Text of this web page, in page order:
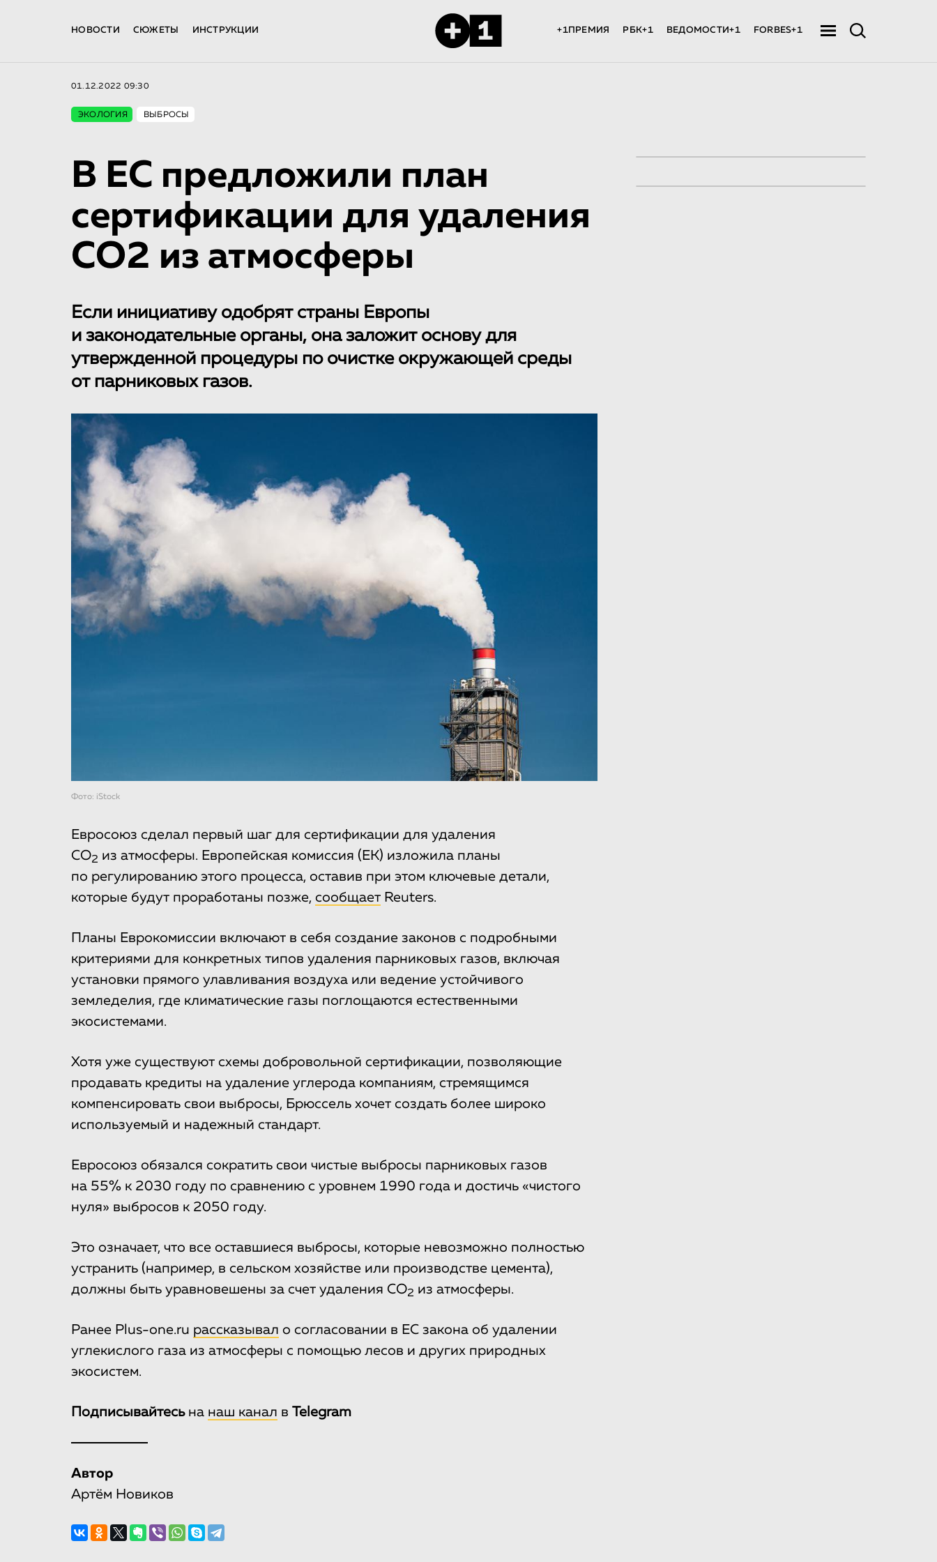
НОВОСТИ СЮЖЕТЫ ИНСТРУКЦИИ +1ПРЕМИЯ РБК+1 ВЕДОМОСТИ+1 FORBES+1
01.12.2022 09:30
ЭКОЛОГИЯ ВЫБРОСЫ
В ЕС предложили план
сертификации для удаления
CO2 из атмосферы
Если инициативу одобрят страны Европы
и законодательные органы, она заложит основу для
утвержденной процедуры по очистке окружающей среды
от парниковых газов.
Фото: iStock
Евросоюз сделал первый шаг для сертификации для удаления
CO2 из атмосферы. Европейская комиссия (ЕК) изложила планы
по регулированию этого процесса, оставив при этом ключевые детали,
которые будут проработаны позже, сообщает Reuters.
Планы Еврокомиссии включают в себя создание законов с подробными
критериями для конкретных типов удаления парниковых газов, включая
установки прямого улавливания воздуха или ведение устойчивого
земледелия, где климатические газы поглощаются естественными
экосистемами.
Хотя уже существуют схемы добровольной сертификации, позволяющие
продавать кредиты на удаление углерода компаниям, стремящимся
компенсировать свои выбросы, Брюссель хочет создать более широко
используемый и надежный стандарт.
Евросоюз обязался сократить свои чистые выбросы парниковых газов
на 55% к 2030 году по сравнению с уровнем 1990 года и достичь «чистого
нуля» выбросов к 2050 году.
Это означает, что все оставшиеся выбросы, которые невозможно полностью
устранить (например, в сельском хозяйстве или производстве цемента),
должны быть уравновешены за счет удаления СО2 из атмосферы.
Ранее Plus-one.ru рассказывал о согласовании в ЕС закона об удалении
углекислого газа из атмосферы с помощью лесов и других природных
экосистем.
Подписывайтесьна наш канал в Telegram
Автор
Артём Новиков